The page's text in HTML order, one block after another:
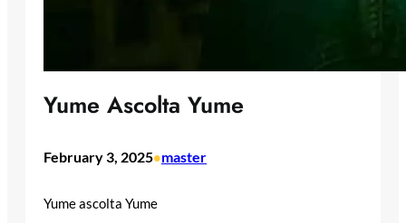
Yume Ascolta Yume
February 3, 2025•master
Yume ascolta Yume